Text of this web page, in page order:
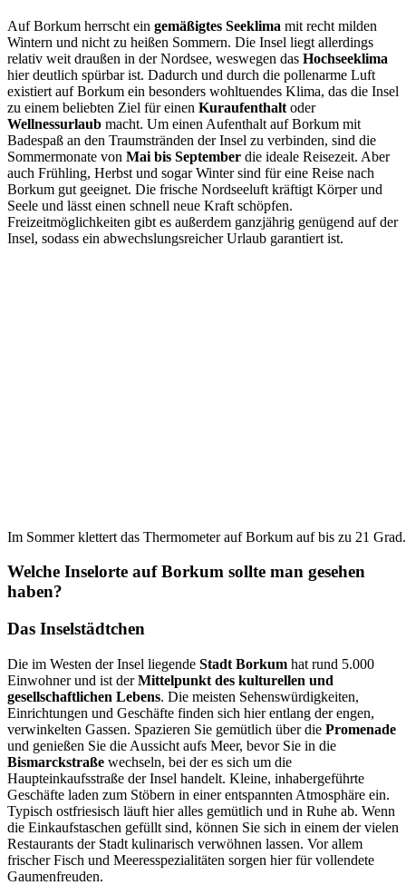
Auf Borkum herrscht ein gemäßigtes Seeklima mit recht milden
Wintern und nicht zu heißen Sommern. Die Insel liegt allerdings
relativ weit draußen in der Nordsee, weswegen das Hochseeklima
hier deutlich spürbar ist. Dadurch und durch die pollenarme Luft
existiert auf Borkum ein besonders wohltuendes Klima, das die Insel
zu einem beliebten Ziel für einen Kuraufenthalt oder
Wellnessurlaub macht. Um einen Aufenthalt auf Borkum mit
Badespaß an den Traumstränden der Insel zu verbinden, sind die
Sommermonate von Mai bis September die ideale Reisezeit. Aber
auch Frühling, Herbst und sogar Winter sind für eine Reise nach
Borkum gut geeignet. Die frische Nordseeluft kräftigt Körper und
Seele und lässt einen schnell neue Kraft schöpfen.
Freizeitmöglichkeiten gibt es außerdem ganzjährig genügend auf der
Insel, sodass ein abwechslungsreicher Urlaub garantiert ist.
Im Sommer klettert das Thermometer auf Borkum auf bis zu 21 Grad.
Welche Inselorte auf Borkum sollte man gesehen
haben?
Das Inselstädtchen
Die im Westen der Insel liegende Stadt Borkum hat rund 5.000
Einwohner und ist derMittelpunkt des kulturellen und
gesellschaftlichen Lebens. Die meisten Sehenswürdigkeiten,
Einrichtungen und Geschäfte finden sich hier entlang der engen,
verwinkelten Gassen. Spazieren Sie gemütlich über die Promenade
und genießen Sie die Aussicht aufs Meer, bevor Sie in die
Bismarckstraße wechseln, bei der es sich um die
Haupteinkaufsstraße der Insel handelt. Kleine, inhabergeführte
Geschäfte laden zum Stöbern in einer entspannten Atmosphäre ein.
Typisch ostfriesisch läuft hier alles gemütlich und in Ruhe ab. Wenn
die Einkaufstaschen gefüllt sind, können Sie sich in einem der vielen
Restaurants der Stadt kulinarisch verwöhnen lassen. Vor allem
frischer Fisch und Meeresspezialitäten sorgen hier für vollendete
Gaumenfreuden.